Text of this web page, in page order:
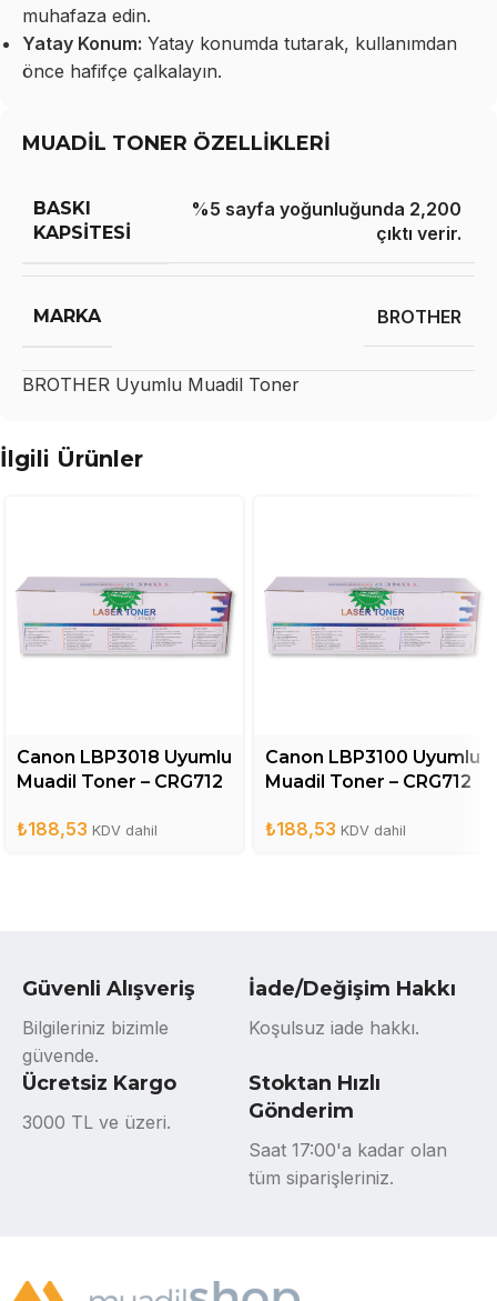
muhafaza edin.
Yatay Konum: Yatay konumda tutarak, kullanımdan
önce hafifçe çalkalayın.
MUADİL TONER ÖZELLİKLERİ
BASKI
KAPSITESI
%5 sayfa yoğunluğunda 2,200
çıktı verir.
MARKA BROTHER
BROTHER Uyumlu Muadil Toner
İlgili Ürünler
Canon LBP3018 Uyumlu
Muadil Toner – CRG712
₺188,53 KDV dahil
Canon LBP3100 Uyumlu
Muadil Toner – CRG712
₺188,53 KDV dahil
Güvenli Alışveriş
Bilgileriniz bizimle
güvende.
İade/Değişim Hakkı
Koşulsuz iade hakkı.
Ücretsiz Kargo
3000 TL ve üzeri.
Stoktan Hızlı
Gönderim
Saat 17:00'a kadar olan
tüm siparişleriniz.